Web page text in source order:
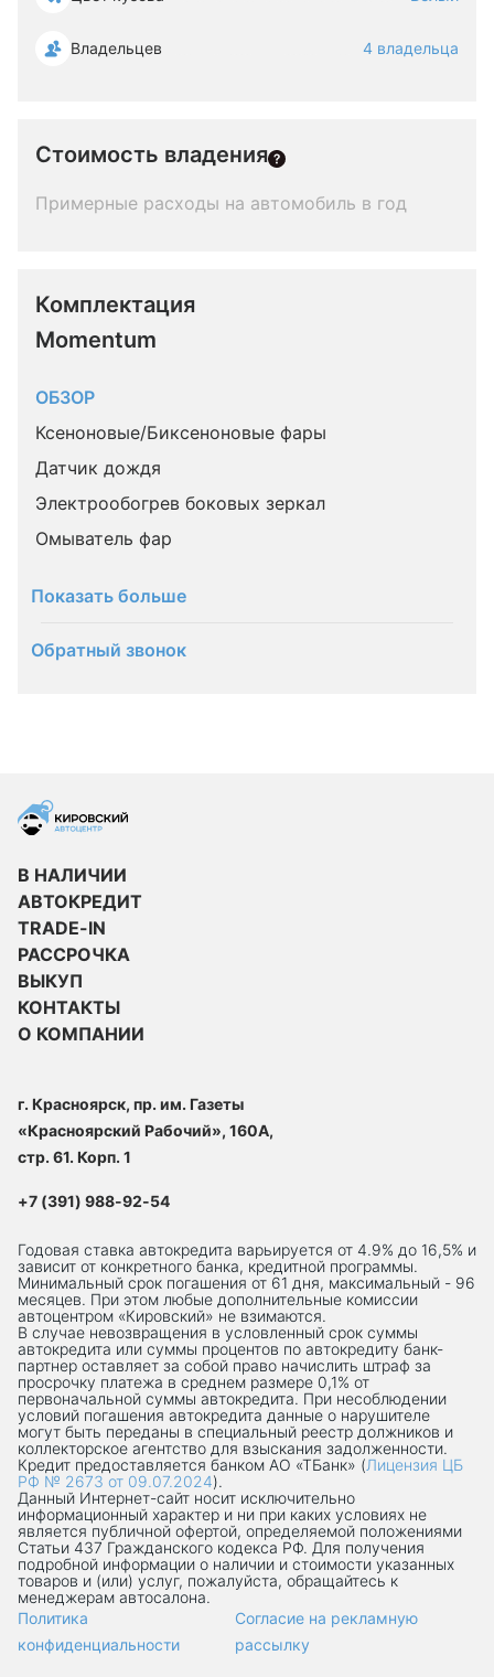
Владельцев 4 владельца
Стоимость владения
Примерные расходы на автомобиль в год
Комплектация
Momentum
ОБЗОР
Ксеноновые/Биксеноновые фары
Датчик дождя
Электрообогрев боковых зеркал
Омыватель фар
Показать больше
Обратный звонок
В НАЛИЧИИ
АВТОКРЕДИТ
TRADE-IN
РАССРОЧКА
ВЫКУП
КОНТАКТЫ
О КОМПАНИИ
г. Красноярск, пр. им. Газеты
«Красноярский Рабочий», 160А,
стр. 61. Корп. 1
+7 (391) 988-92-54
Годовая ставка автокредита варьируется от 4.9% до 16,5% и
зависит от конкретного банка, кредитной программы.
Минимальный срок погашения от 61 дня, максимальный - 96
месяцев. При этом любые дополнительные комиссии
автоцентром «Кировский» не взимаются.
В случае невозвращения в условленный срок суммы
автокредита или суммы процентов по автокредиту банк-
партнер оставляет за собой право начислить штраф за
просрочку платежа в среднем размере 0,1% от
первоначальной суммы автокредита. При несоблюдении
условий погашения автокредита данные о нарушителе
могут быть переданы в специальный реестр должников и
коллекторское агентство для взыскания задолженности.
Кредит предоставляется банком АО «ТБанк» (Лицензия ЦБ
РФ № 2673 от 09.07.2024).
Данный Интернет-сaйт носит исключительно
информационный характер и ни при каких условиях не
является публичной офертой, определяемой положениями
Статьи 437 Гражданского кодекса РФ. Для получения
подробной информации о наличии и стоимости указанных
товаров и (или) услуг, пожалуйста, обращайтесь к
менеджерам автосалона.
Политика
конфиденциальности
Согласие на рекламную
рассылку